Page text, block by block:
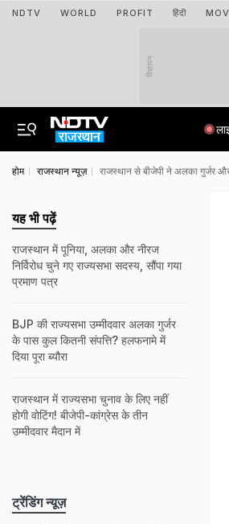
NDTV WORLD PROFIT हिंदी
विज्ञापन
होम राजस्थान न्यूज़ राजस्थान से बीजेपी ने अलका गुर्जर
यह भी पढ़ें
राजस्थान में पूनिया, अलका और नीरज
निर्विरोध चुने गए राज्यसभा सदस्य, सौंपा गया
प्रमाण पत्र
BJP की राज्यसभा उम्मीदवार अलका गुर्जर
के पास कुल कितनी संपत्ति? हलफनामे में
दिया पूरा ब्यौरा
राजस्थान में राज्यसभा चुनाव के लिए नहीं
होगी वोटिंग! बीजेपी-कांग्रेस के तीन
उम्मीदवार मैदान में
ट्रेंडिंग न्यूज़